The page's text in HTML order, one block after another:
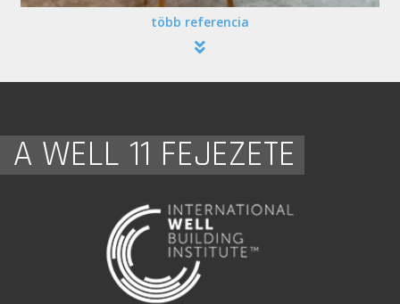
több referencia
A WELL 11 FEJEZETE